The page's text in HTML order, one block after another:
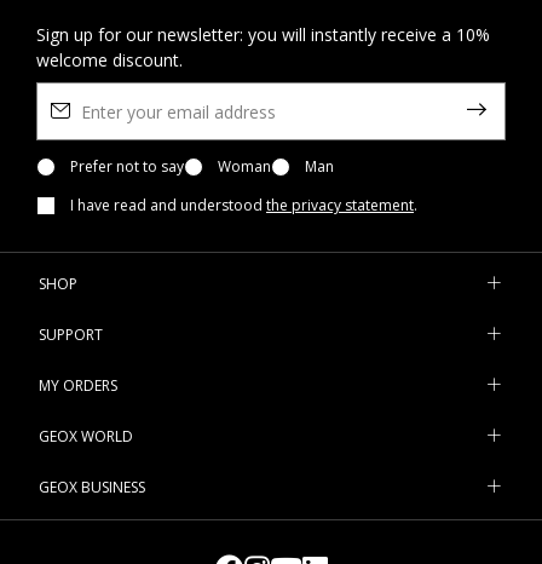
Sign up for our newsletter: you will instantly receive a 10%
welcome discount.
Prefer not to say Woman
Man
I have read and understood the privacy statement.
SHOP
SUPPORT
MY ORDERS
GEOX WORLD
GEOX BUSINESS